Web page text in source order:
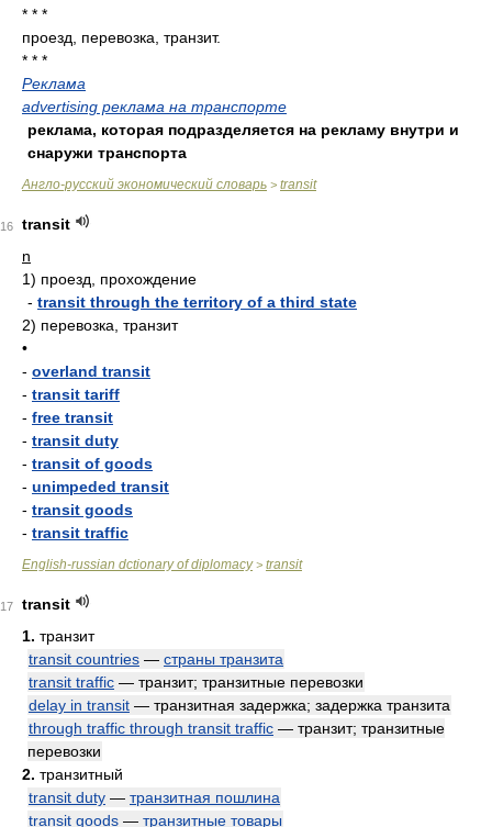
* * *
проезд, перевозка, транзит.
* * *
Реклама
advertising реклама на транспорте
реклама, которая подразделяется на рекламу внутри и
снаружи транспорта
Англо-русский экономический словарь > transit
16
transit
n
1) проезд, прохождение
- transit through the territory of a third state
2) перевозка, транзит
•
- overland transit
- transit tariff
- free transit
- transit duty
- transit of goods
- unimpeded transit
- transit goods
- transit traffic
English-russian dctionary of diplomacy> transit
17
transit
1. транзит
transit countries — страны транзита
transit traffic — транзит; транзитные перевозки
delay in transit — транзитная задержка; задержка транзита
through traffic through transit traffic — транзит; транзитные
перевозки
2. транзитный
transit duty — транзитная пошлина
transit goods — транзитные товары